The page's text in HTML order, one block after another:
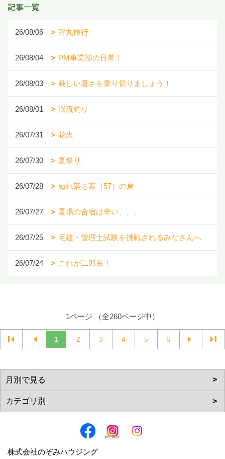
記事一覧
26/08/06 弾丸旅行
26/08/04 PM事業部の日常！
26/08/03 厳しい暑さを乗り切りましょう！
26/08/01 渓流釣り
26/07/31 花火
26/07/30 夏祭り
26/07/28 ぬれ落ち葉（57）の夏
26/07/27 夏場の合宿は辛い、、、
26/07/25 宅建・管理士試験を挑戦されるみなさんへ
26/07/24 これが二郎系！
1ページ （全260ページ中）
1 2 3 4 5 6
株式会社のぞみハウジング